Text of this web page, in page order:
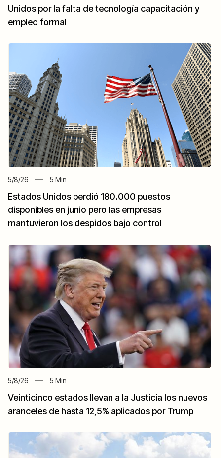
Unidos por la falta de tecnología capacitación y
empleo formal
5/8/26 5 Min
Estados Unidos perdió 180.000 puestos
disponibles en junio pero las empresas
mantuvieron los despidos bajo control
5/8/26 5 Min
Veinticinco estados llevan a la Justicia los nuevos
aranceles de hasta 12,5% aplicados por Trump